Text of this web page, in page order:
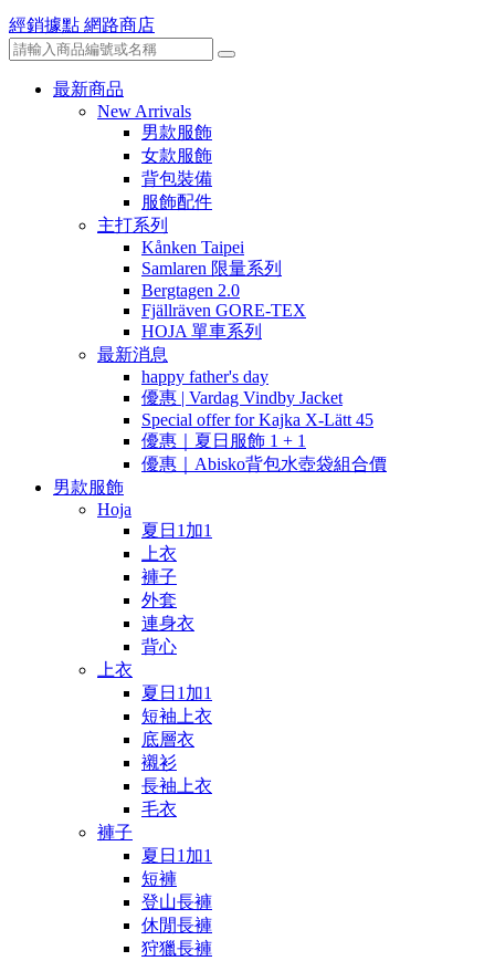
經銷據點 網路商店
最新商品
New Arrivals
男款服飾
女款服飾
背包裝備
服飾配件
主打系列
Kånken Taipei
Samlaren 限量系列
Bergtagen 2.0
Fjällräven GORE-TEX
HOJA 單車系列
最新消息
happy father's day
優惠 | Vardag Vindby Jacket
Special offer for Kajka X-Lätt 45
優惠｜夏日服飾 1 + 1
優惠｜Abisko背包水壺袋組合價
男款服飾
Hoja
夏日1加1
上衣
褲子
外套
連身衣
背心
上衣
夏日1加1
短袖上衣
底層衣
襯衫
長袖上衣
毛衣
褲子
夏日1加1
短褲
登山長褲
休閒長褲
狩獵長褲